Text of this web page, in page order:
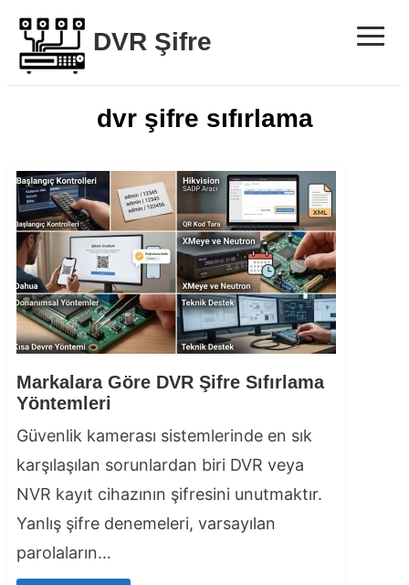
DVR Şifre ≡
dvr şifre sıfırlama
Markalara Göre DVR Şifre Sıfırlama
Yöntemleri
Güvenlik kamerası sistemlerinde en sık
karşılaşılan sorunlardan biri DVR veya
NVR kayıt cihazının şifresini unutmaktır.
Yanlış şifre denemeleri, varsayılan
parolaların…